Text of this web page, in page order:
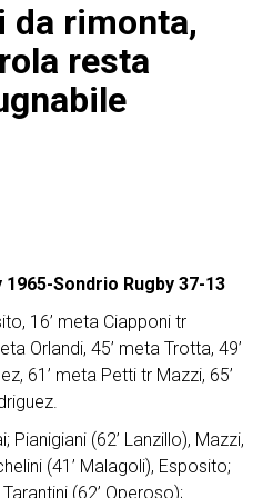
da rimonta,
resta
Sondrio Rugby 37-13
16’ meta Ciapponi tr
Orlandi, 45’ meta Trotta, 49’
61’ meta Petti tr Mazzi, 65’
Pianigiani (62’ Lanzillo), Mazzi,
(41’ Malagoli), Esposito;
(62’ Operoso);